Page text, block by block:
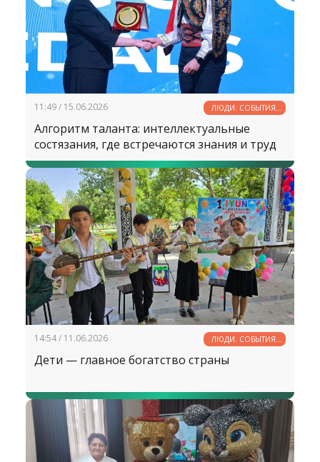
11:49 / 15.06.2026
ЛЮДИ. СОБЫТИЯ.
ФАКТЫ
Алгоритм таланта: интеллектуальные
состязания, где встречаются знания и труд
14:54 / 11.06.2026
ЛЮДИ. СОБЫТИЯ.
ФАКТЫ
Дети — главное богатство страны